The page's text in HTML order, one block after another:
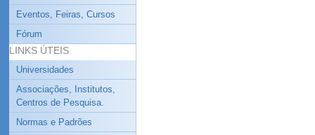
Eventos, Feiras, Cursos
Fórum
LINKS ÚTEIS
Universidades
Associações, Institutos,
Centros de Pesquisa.
Normas e Padrões